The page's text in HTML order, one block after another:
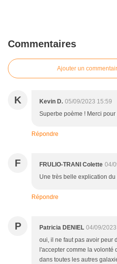
Commentaires
Ajouter un
K Kevin D. 05/09/2023 15:59
Superbe poème ! Merci
Répondre
F FRULIO-TRANI Colette 04/
Une très belle explication
Répondre
P Patricia DENIEL 04/09/
oui, il ne faut pas avoir peur
l'accepter comme la volonté
dans toutes les autres